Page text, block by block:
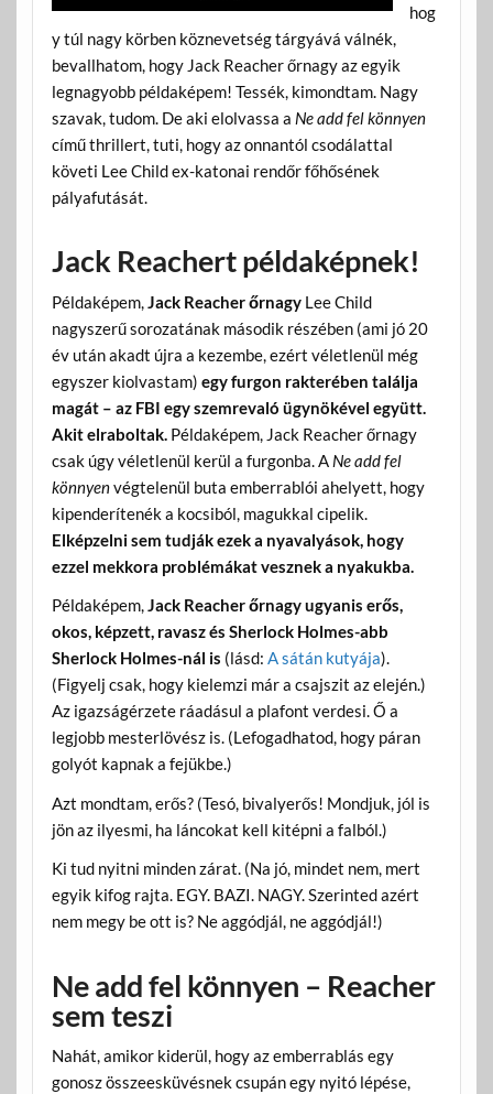
hog
y túl nagy körben köznevetség tárgyává válnék,
bevallhatom, hogy Jack Reacher őrnagy az egyik
legnagyobb példaképem! Tessék, kimondtam. Nagy
szavak, tudom. De aki elolvassa a Ne add fel könnyen
című thrillert, tuti, hogy az onnantól csodálattal
követi Lee Child ex-katonai rendőr főhősének
pályafutását.
Jack Reachert példaképnek!
Példaképem,Jack Reacher őrnagyLee Child
nagyszerű sorozatának második részében (ami jó 20
év után akadt újra a kezembe, ezért véletlenül még
egyszer kiolvastam) egy furgon rakterében találja
magát – az FBI egy szemrevaló ügynökével együtt.
Akit elraboltak.Példaképem, Jack Reacher őrnagy
csak úgy véletlenül kerül a furgonba. A Ne add fel
könnyenvégtelenül buta emberrablói ahelyett, hogy
kipenderítenék a kocsiból, magukkal cipelik.
Elképzelni sem tudják ezek a nyavalyások, hogy
ezzel mekkora problémákat vesznek a nyakukba.
Példaképem,Jack Reacher őrnagy ugyanis erős,
okos, képzett, ravasz és Sherlock Holmes-abb
Sherlock Holmes-nál is (lásd: A sátán kutyája).
(Figyelj csak, hogy kielemzi már a csajszit az elején.)
Az igazságérzete ráadásul a plafont verdesi. Ő a
legjobb mesterlövész is. (Lefogadhatod, hogy páran
golyót kapnak a fejükbe.)
Azt mondtam, erős? (Tesó, bivalyerős! Mondjuk, jól is
jön az ilyesmi, ha láncokat kell kitépni a falból.)
Ki tud nyitni minden zárat. (Na jó, mindet nem, mert
egyik kifog rajta. EGY. BAZI. NAGY. Szerinted azért
nem megy be ott is? Ne aggódjál, ne aggódjál!)
Ne add fel könnyen – Reacher
sem teszi
Nahát, amikor kiderül, hogy az emberrablás egy
gonosz összeesküvésnek csupán egy nyitó lépése,